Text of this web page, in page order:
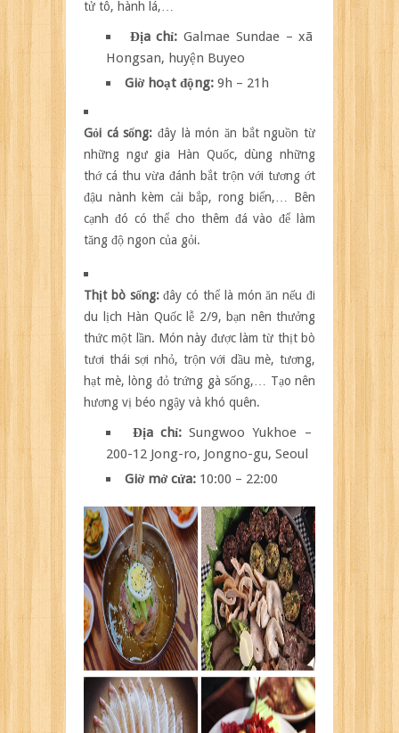
tử tô, hành lá,…
Địa chỉ: Galmae Sundae – xã
Hongsan, huyện Buyeo
Giờ hoạt động: 9h – 21h
Gỏi cá sống: đây là món ăn bắt nguồn từ
những ngư gia Hàn Quốc, dùng những
thớ cá thu vừa đánh bắt trộn với tương ớt
đậu nành kèm cải bắp, rong biển,… Bên
cạnh đó có thể cho thêm đá vào để làm
tăng độ ngon của gỏi.
Thịt bò sống: đây có thể là món ăn nếu đi
du lịch Hàn Quốc lễ 2/9, bạn nên thưởng
thức một lần. Món này được làm từ thịt bò
tươi thái sợi nhỏ, trộn với dầu mè, tương,
hạt mè, lòng đỏ trứng gà sống,… Tạo nên
hương vị béo ngậy và khó quên.
Địa chỉ: Sungwoo Yukhoe –
200-12 Jong-ro, Jongno-gu, Seoul
Giờ mở cửa: 10:00 – 22:00